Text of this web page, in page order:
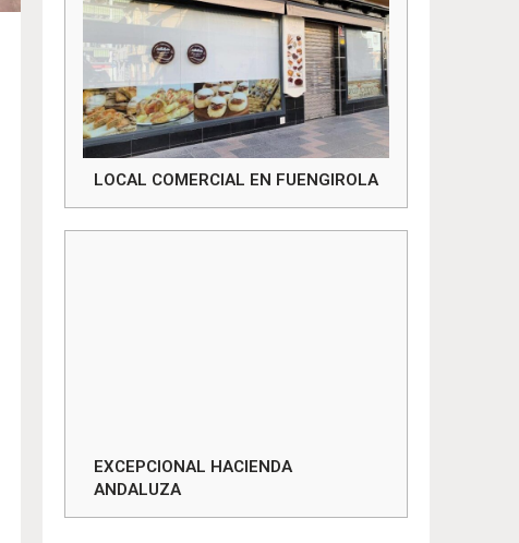
LOCAL COMERCIAL EN FUENGIROLA
EXCEPCIONAL HACIENDA
ANDALUZA